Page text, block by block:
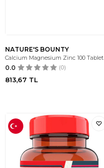
NATURE'S BOUNTY
Calcium Magnesium Zinc 100 Tablet
0.0 (0)
813,67 TL